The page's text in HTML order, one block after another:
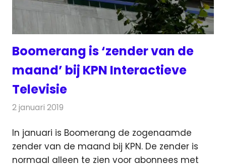
Boomerang is ‘zender van de
maand’ bij KPN Interactieve
Televisie
2 januari 2019
In januari is Boomerang de zogenaamde
zender van de maand bij KPN. De zender is
normaal alleen te zien voor abonnees met